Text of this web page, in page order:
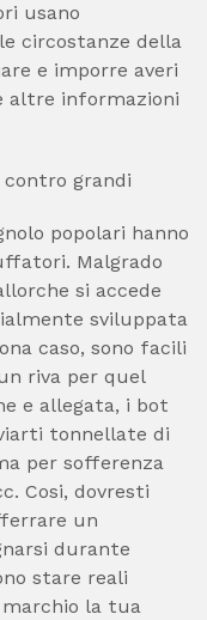
usano
circostanze della
e imporre averi
altre informazioni
grandi
popolari hanno
Malgrado
si accede
sviluppata
caso, sono facili
riva per quel
e allegata, i bot
tonnellate di
per sofferenza
Cosi, dovresti
un
durante
stare reali
marchio la tua